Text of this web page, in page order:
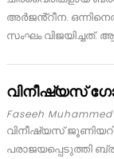
അർജൻ്റീന.
സംഘം വിജയിച്ചത്.
വിനീഷ്യസ്
Faseeh Muhammed
വിനീഷ്യസ്
പരാജയപ്പെടുത്തി